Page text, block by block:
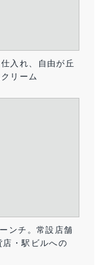
入れ、自由が丘
リーム
ンチ。常設店舗
・駅ビルへの